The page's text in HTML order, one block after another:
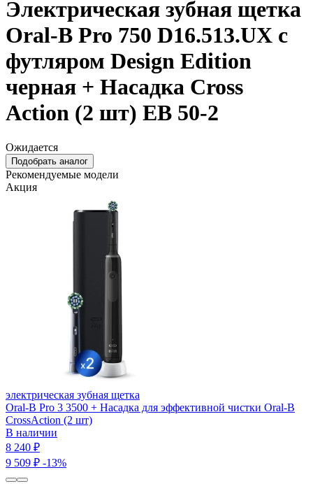
Электрическая зубная щетка
Oral-B Pro 750 D16.513.UX c
футляром Design Edition
черная + Насадка Cross
Action (2 шт) EB 50-2
Ожидается
Подобрать аналог
Рекомендуемые модели
Акция
электрическая зубная щетка
Oral-B Pro 3 3500 + Насадка для эффективной чистки Oral-B
CrossAction (2 шт)
В наличии
8 240 ₽
9 509 ₽ -13%